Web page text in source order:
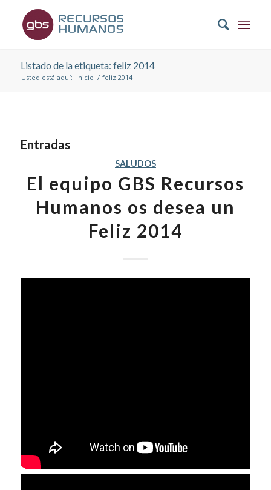
Listado de la etiqueta: feliz 2014
Usted está aquí: Inicio / feliz 2014
Entradas
SALUDOS
El equipo GBS Recursos
Humanos os desea un
Feliz 2014